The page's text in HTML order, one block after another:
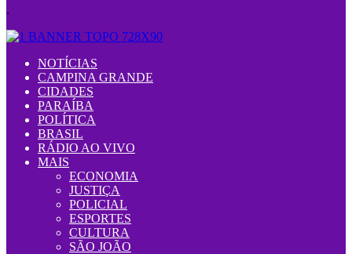
.
NOTÍCIAS
CAMPINA GRANDE
CIDADES
PARAÍBA
POLÍTICA
BRASIL
RÁDIO AO VIVO
MAIS
ECONOMIA
JUSTIÇA
POLICIAL
ESPORTES
CULTURA
SÃO JOÃO